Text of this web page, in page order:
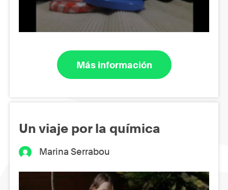
Más información
Un viaje por la química
Marina Serrabou